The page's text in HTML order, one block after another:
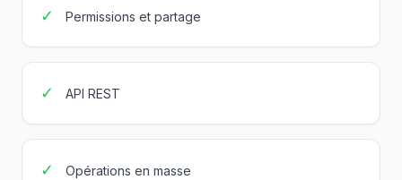
✓ Permissions et partage
✓ API REST
✓ Opérations en masse